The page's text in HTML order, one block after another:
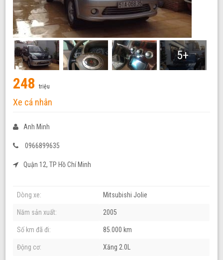
5+
248triệu
Xe cá nhân
Anh Minh
0966899635
Quận 12, TP Hồ Chí Minh
Dòng xe: Mitsubishi Jolie
Năm sản xuất: 2005
Số km đã đi: 85.000 km
Động cơ: Xăng 2.0L